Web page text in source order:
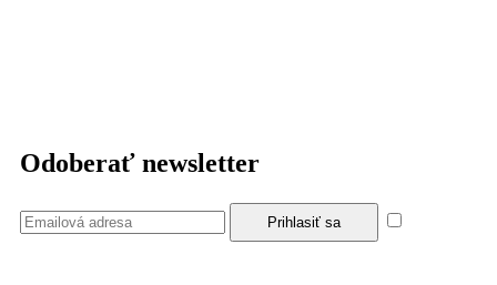
Odoberať newsletter